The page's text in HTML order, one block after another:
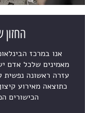
החזון
אנו במרכז
מאמינים שלכל אדם
עזרה ראשונה
כתוצאה מאירוע
הכישורים